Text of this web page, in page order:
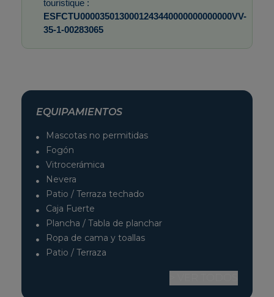
touristique :
ESFCTU0000350130001243440000000000000VV-
35-1-00283065
EQUIPAMIENTOS
Mascotas no permitidas
Fogón
Vitrocerámica
Nevera
Patio / Terraza techado
Caja Fuerte
Plancha / Tabla de planchar
Ropa de cama y toallas
Patio / Terraza